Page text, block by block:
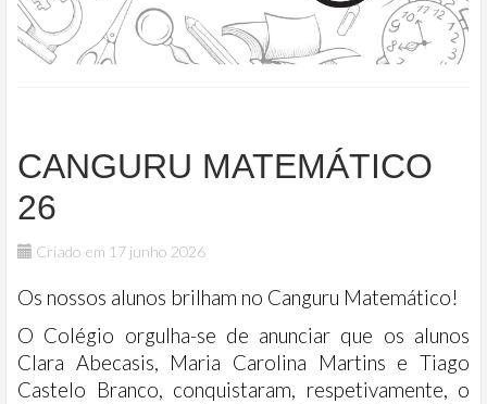
CANGURU MATEMÁTICO
26
Criado em 17 junho 2026
Os nossos alunos brilham no Canguru Matemático!
O Colégio orgulha-se de anunciar que os alunos
Clara Abecasis, Maria Carolina Martins e Tiago
Castelo Branco, conquistaram, respetivamente, o